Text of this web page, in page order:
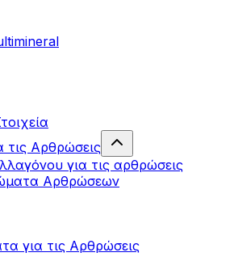
Αρθρώσεις
για τις αρθρώσεις
Αρθρώσεων
για τις Αρθρώσεις